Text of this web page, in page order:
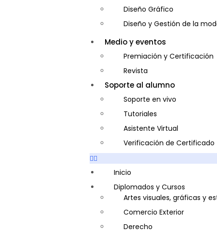
Diseño Gráfico
Diseño y Gestión de la
Entrenador Personal y
Gastronomía
Gestor de Crédito y
Guía de Turismo
Inglés Americano
Marketing y Publicidad
Medio Ambiente y Seguridad
Plataforma Bancaria y
Secretaria Corporativo
Telemarketing
Ventas de Productos y
Visitador Médico
Medio y eventos
Premiación y Certificación
Revista
Soporte al alumno
Soporte en vivo
Tutoriales
Asistente Virtual
Verificación de Certificado
Inicio
Diplomados y Cursos
Artes visuales, gráficas y
Comercio Exterior
Derecho